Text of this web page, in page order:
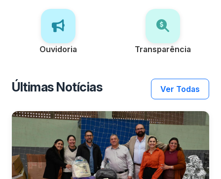
Ouvidoria Transparência
Últimas Notícias Ver Todas